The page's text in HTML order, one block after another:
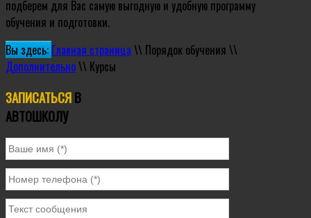
подберем для Вас самую выгодную и удобную программу
обучения и подготовки.
Вы здесь: Главная страница \\ Порядок обучения \\
Дополнительно \\ Курсы
ЗАПИСАТЬСЯВ
АВТОШКОЛУ